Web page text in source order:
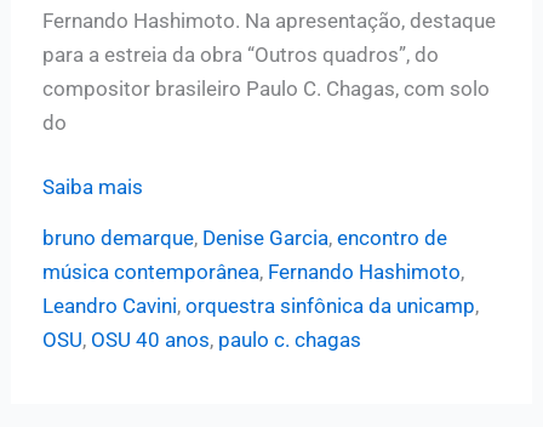
Fernando Hashimoto. Na apresentação, destaque
para a estreia da obra “Outros quadros”, do
compositor brasileiro Paulo C. Chagas, com solo
do
“Encontro
Contemporânea
Saiba mais
bruno demarque, Denise Garcia, encontro de
música contemporânea, Fernando Hashimoto,
Leandro Cavini, orquestra sinfônica da unicamp,
OSU, OSU 40 anos, paulo c. chagas